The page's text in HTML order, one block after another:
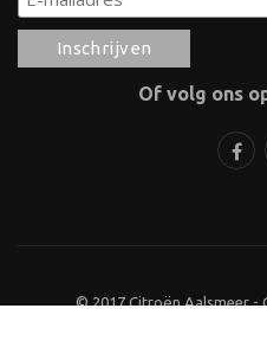
Of volg ons
© 2017 Citroën Aalsmeer -